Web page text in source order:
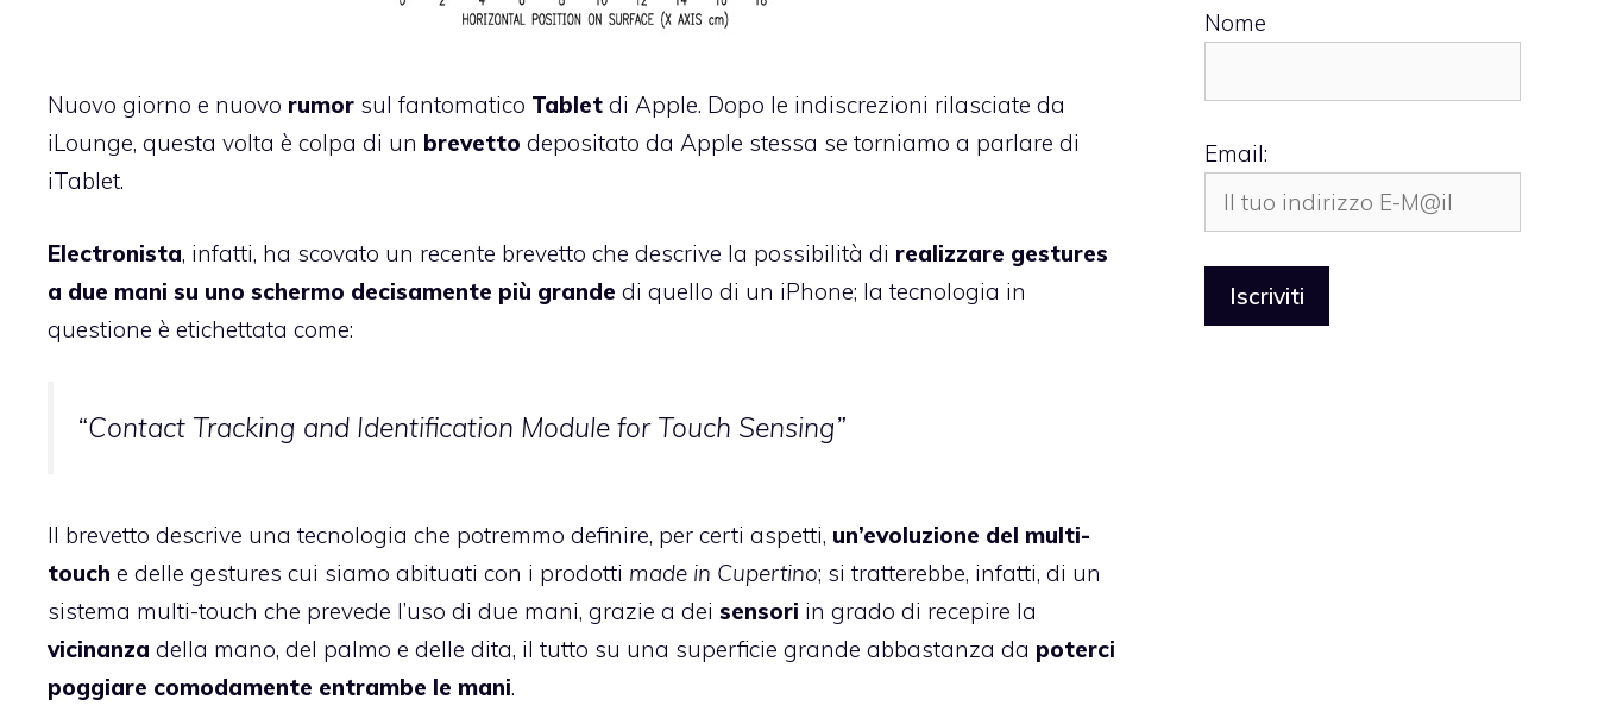
Nuovo giorno e nuovo rumor sul fantomatico Tablet di Apple. Dopo le indiscrezioni rilasciate da
iLounge, questa volta è colpa di un brevetto depositato da Apple stessa se torniamo a parlare di
iTablet.
Electronista, infatti, ha scovato un recente brevetto che descrive la possibilità di realizzare gestures
a due mani su uno schermo decisamente più grande di quello di un iPhone; la tecnologia in
questione è etichettata come:
“Contact Tracking and Identification Module for Touch Sensing”
Il brevetto descrive una tecnologia che potremmo definire, per certi aspetti, un’evoluzione del multi-
touch e delle gestures cui siamo abituati con i prodotti made in Cupertino; si tratterebbe, infatti, di un
sistema multi-touch che prevede l’uso di due mani, grazie a dei sensori in grado di recepire la
vicinanza della mano, del palmo e delle dita, il tutto su una superficie grande abbastanza da poterci
poggiare comodamente entrambe le mani.
Nome
Email: